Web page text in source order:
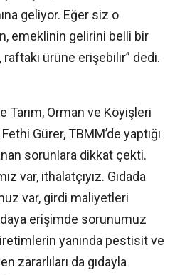
geliyor. Eğer siz o
emeklinin gelirini belli bir
ürüne erişebilir” dedi.
Tarım, Orman ve Köyişleri
Gürer, TBMM’de yaptığı
sorunlara dikkat çekti.
var, ithalatçıyız. Gıdada
var, girdi maliyetleri
erişimde sorunumuz
yanında pestisit ve
zararlıları da gıdayla